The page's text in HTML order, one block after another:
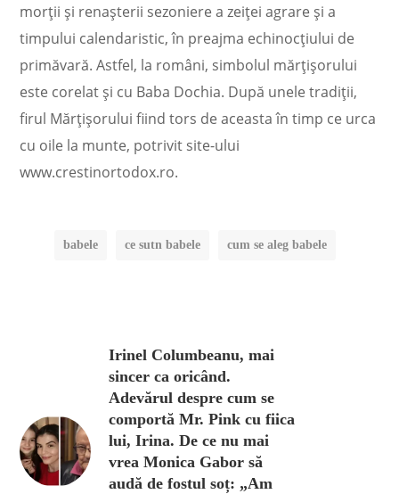
morţii şi renaşterii sezoniere a zeiţei agrare şi a
timpului calendaristic, în preajma echinocţiului de
primăvară. Astfel, la români, simbolul mărţişorului
este corelat şi cu Baba Dochia. După unele tradiţii,
firul Mărţişorului fiind tors de aceasta în timp ce urca
cu oile la munte, potrivit site-ului
www.crestinortodox.ro.
babele ce sutn babele cum se aleg babele
Irinel Columbeanu, mai
sincer ca oricând.
Adevărul despre cum se
comportă Mr. Pink cu fiica
lui, Irina. De ce nu mai
vrea Monica Gabor să
audă de fostul soț: „Am